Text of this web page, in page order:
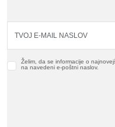
Želim, da se informacije o
na navedeni e-poštni naslov.